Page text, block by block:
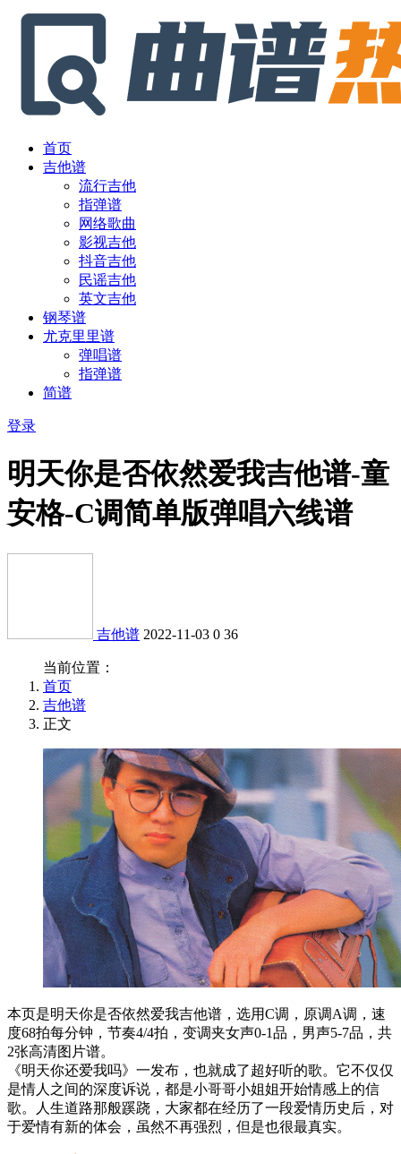
首页
吉他谱
流行吉他
指弹谱
网络歌曲
影视吉他
抖音吉他
民谣吉他
英文吉他
钢琴谱
尤克里里谱
弹唱谱
指弹谱
简谱
登录
明天你是否依然爱我吉他谱-童
安格-C调简单版弹唱六线谱
吉他谱 2022-11-03 0 36
当前位置：
首页
吉他谱
正文
本页是明天你是否依然爱我吉他谱，选用C调，原调A调，速
度68拍每分钟，节奏4/4拍，变调夹女声0-1品，男声5-7品，共
2张高清图片谱。
《明天你还爱我吗》一发布，也就成了超好听的歌。它不仅仅
是情人之间的深度诉说，都是小哥哥小姐姐开始情感上的信
歌。人生道路那般蹊跷，大家都在经历了一段爱情历史后，对
于爱情有新的体会，虽然不再强烈，但是也很最真实。